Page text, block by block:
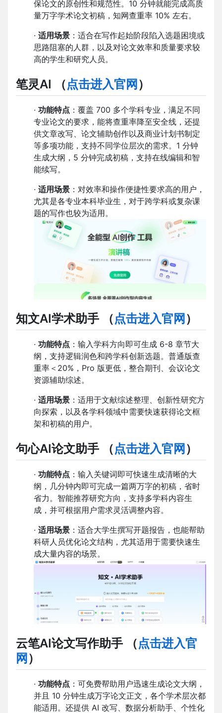
保论文的原创性和规范性。10 分钟就能完成高质
量万字学术论文初稿，知网查重率 10% 左右。
· 适用场景 ：适合在写作起始阶段陷入选题困境或
思路阻塞的人群，以及对论文效率和质量要求较
高的学生和研究人员。
笔灵AI （点击进入官网 ）
· 功能特点 ：覆盖 700 多个学科专业，满足不同
专业论文的要求，能将查重率降至安全线，还提
供文章改写、论文辅助创作以及商业计划书制定
等多项功能，支持不同学位层次的需求。1 分钟
生成大纲，5 分钟完成初稿，支持在线编辑和智
能续写。
· 适用场景 ：对效率和操作便捷性要求高的用户，
尤其是各专业本科毕业生，对于跨学科或复杂课
题的写作也较为适用。
知文AI学术助手 （点击进入官网 ）
· 功能特点 ：输入学科方向即可生成 6-8 章节大
纲，支持逻辑润色和跨学科创新选题。普通版查
重率＜20%，Pro 版更低，整合期刊、会议论文
资源辅助综述。
· 适用场景 ：适用于文献综述整理、创新性研究方
向探索，以及各学科领域中需要快速获得论文框
架和初稿的用户。
句心AI论文助手 （点击进入官网 ）
· 功能特点 ：输入关键词即可快速生成清晰的大
纲，几分钟内即可完成一篇两万字的初稿，省时
省力。智能推荐研究方向，支持多学科内容生
成，并可根据用户需求灵活调整内容。
· 适用场景 ：适合大学生撰写开题报告，也能帮助
科研人员优化论文结构，尤其适用于需要快速生
成大量内容的场景。
云笔AI论文写作助手 （点击进入官
网）
· 功能特点 ：可免费帮助用户迅速生成论文大纲，
并且 10 分钟生成万字论文正文，各个学术层次都
能适用。还提供 AI 改写、数据分析助手、个性化